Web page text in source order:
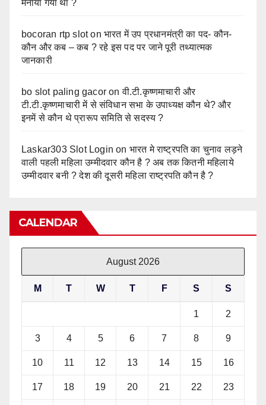
मनाया गया था ?
bocoran rtp slotonभारत में उप प्रधानमंत्री का पद- कौन-
कौन और कब – कब ? रहे इस पद पर जाने पूरी तथ्यात्मक
जानकारी
bo slot paling gacor onवी.टी.कृष्णमाचारी और
टी.टी.कृष्णमाचारी में से संविधान सभा के उपाध्यक्ष कौन थे? और
इनमें से कौन थे प्रारूप समिति से सदस्य ?
Laskar303 Slot Login on भारत मे राष्ट्रपति का चुनाव लड़ने
वाली पहली महिला उम्मीदवार कौन है ? अब तक कितनी महिलाये
उम्मीदवार बनी ? देश की दूसरी महिला राष्ट्रपति कौन है ?
CALENDAR
August 2026
M T W T F S S
1 2
3 4 5 6 7 8 9
10 11 12 13 14 15 16
17 18 19 20 21 22 23